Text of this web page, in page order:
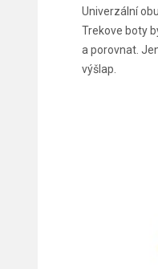
Univerzální
Trekove boty
a porovnat.
výšlap.